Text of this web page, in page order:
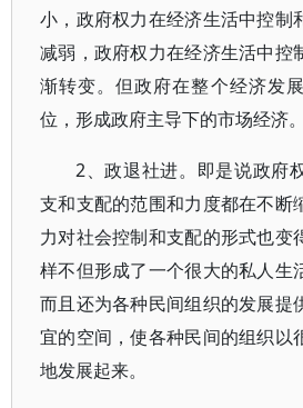
小，政府权力在经济生活中控制
减弱，政府权力在经济生活中控
渐转变。但政府在整个经济发
位，形成政府主导下的市场经济。
2、政退社进。即是说政府
支和支配的范围和力度都在不断
力对社会控制和支配的形式也变
样不但形成了一个很大的私人生
而且还为各种民间组织的发展提
宜的空间，使各种民间的组织以
地发展起来。